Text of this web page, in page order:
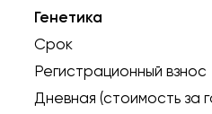
Генетика
Срок
Регистрационный взнос
Дневная (стоимость за